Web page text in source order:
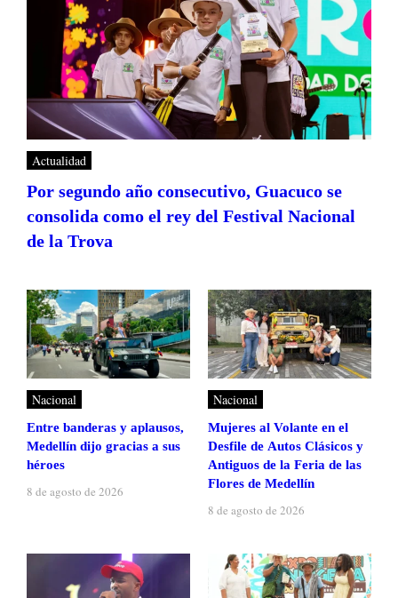
Actualidad
Por segundo año consecutivo, Guacuco se
consolida como el rey del Festival Nacional
de la Trova
Nacional
Entre banderas y aplausos,
Medellín dijo gracias a sus
héroes
8 de agosto de 2026
Nacional
Mujeres al Volante en el
Desfile de Autos Clásicos y
Antiguos de la Feria de las
Flores de Medellín
8 de agosto de 2026